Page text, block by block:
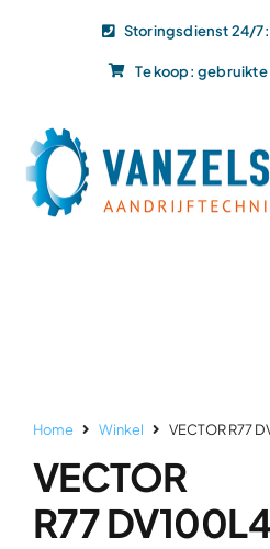
Storingsdienst 24/7:
Te koop:
Over
Home Winkel VECTOR R77
VECTOR
R77